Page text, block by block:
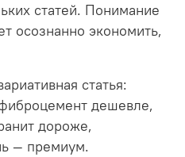
статей. Понимание
осознанно экономить,
статья:
дешевле,
дороже,
— премиум.